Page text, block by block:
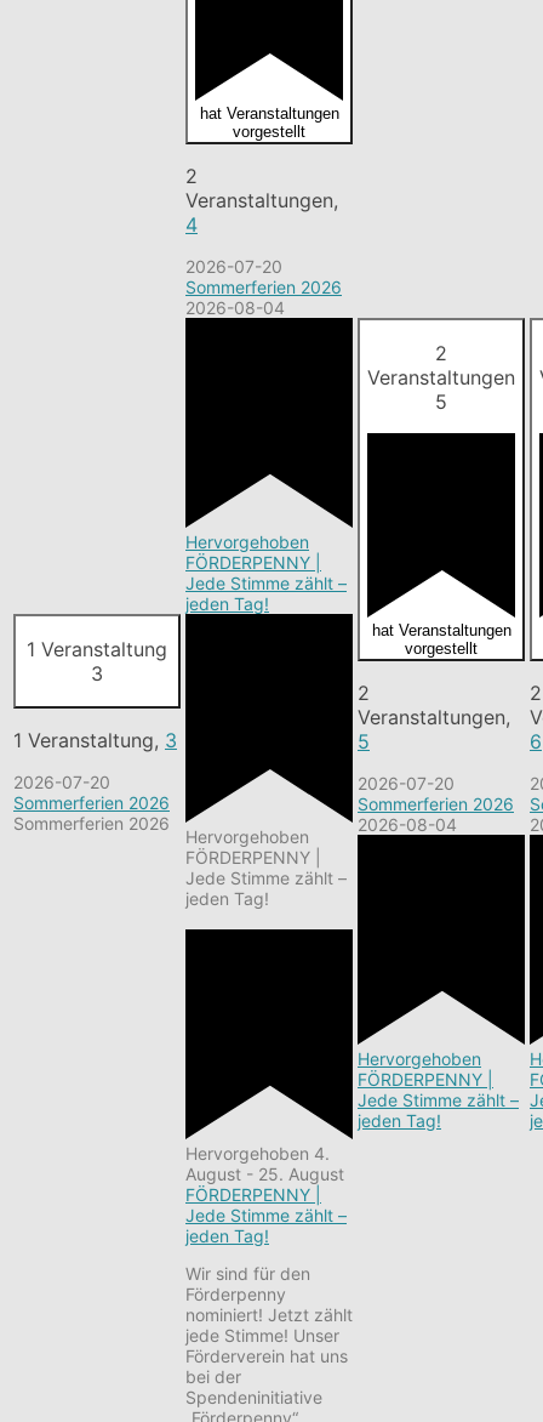
1 Veranstaltung
3
1 Veranstaltung, 3
2026-07-20
Sommerferien 2026
Sommerferien 2026
hat Veranstaltungen
vorgestellt
2
Veranstaltungen,
4
2026-07-20
Sommerferien 2026
2026-08-04
Hervorgehoben
FÖRDERPENNY |
Jede Stimme zählt –
jeden Tag!
Hervorgehoben
FÖRDERPENNY |
Jede Stimme zählt –
jeden Tag!
Hervorgehoben 4.
August - 25. August
FÖRDERPENNY |
Jede Stimme zählt –
jeden Tag!
Wir sind für den
Förderpenny
nominiert! Jetzt zählt
jede Stimme! Unser
Förderverein hat uns
bei der
Spendeninitiative
„Förderpenny“
2
Veranstaltungen
5
hat Veranstaltungen
vorgestellt
2
Veranstaltungen,
5
2026-07-20
Sommerferien 2026
2026-08-04
Hervorgehoben
FÖRDERPENNY |
Jede Stimme zählt –
jeden Tag!
2
6